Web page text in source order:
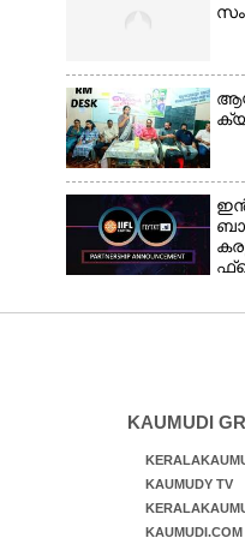
KAUMUDI
KAUMUDY TV
KAUMUDI.COM